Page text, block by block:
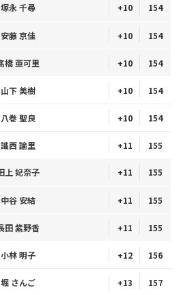
塚永 千尋 +10 154
安藤 京佳 +10 154
橋 亜可里 +10 154
山下 美樹 +10 154
八巻 聖良 +10 154
識西 諭里 +11 155
上 妃奈子 +11 155
中谷 安結 +11 155
田 紫野香 +11 155
小林 明子 +12 156
堀 さんご +13 157